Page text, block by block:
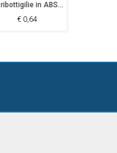
Apribottigilie in ABS con magnete Sonta
€0,64